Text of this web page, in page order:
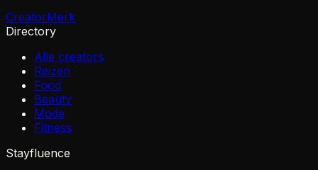
CreatorMerk
Directory
Alle creators
Reizen
Food
Beauty
Mode
Fitness
Stayfluence